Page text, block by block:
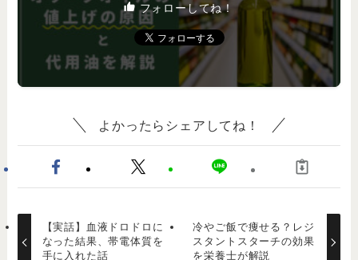
フォローしてね！
よかったらシェアしてね！
【実話】血液ドロドロに
なった結果、帯電体質を
手に入れた話
冷やご飯で痩せる？レジ
スタントスターチの効果
を栄養士が解説